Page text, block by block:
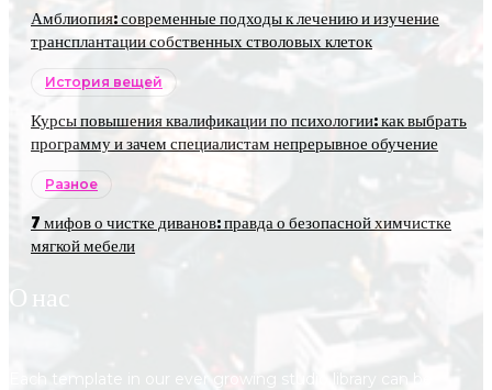
Амблиопия: современные подходы к лечению и изучение
трансплантации собственных стволовых клеток
История вещей
Курсы повышения квалификации по психологии: как выбрать
программу и зачем специалистам непрерывное обучение
Разное
7 мифов о чистке диванов: правда о безопасной химчистке
мягкой мебели
О нас
Each template in our ever growing studio library can be